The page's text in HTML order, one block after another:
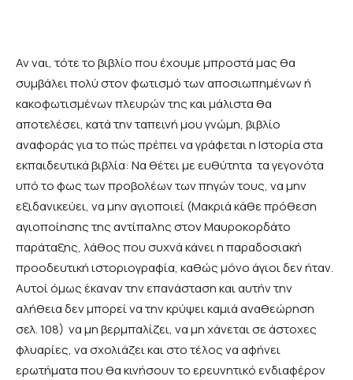
Αν ναι, τότε το βιβλίο που έχουμε μπροστά μας θα
συμβάλει πολύ στον φωτισμό των αποσιωπημένων ή
κακοφωτισμένων πλευρών της και μάλιστα θα
αποτελέσει, κατά την ταπεινή μου γνώμη, βιβλίο
αναφοράς για το πώς πρέπει να γράφεται η Ιστορία στα
εκπαιδευτικά βιβλία: Να θέτει με ευθύτητα τα γεγονότα
υπό το φως των προβολέων των πηγών τους, να μην
εξιδανικεύει, να μην αγιοποιεί (Μακριά κάθε πρόθεση
αγιοποίησης της αντίπαλης στον Μαυροκορδάτο
παράταξης, λάθος που συχνά κάνει η παραδοσιακή
προοδευτική ιστοριογραφία, καθώς μόνο άγιοι δεν ήταν.
Αυτοί όμως έκαναν την επανάσταση και αυτήν την
αλήθεια δεν μπορεί να την κρύψει καμιά αναθεώρηση
σελ. 108) να μη βερμπαλίζει, να μη χάνεται σε άστοχες
φλυαρίες, να σχολιάζει και στο τέλος να αφήνει
ερωτήματα που θα κινήσουν το ερευνητικό ενδιαφέρον